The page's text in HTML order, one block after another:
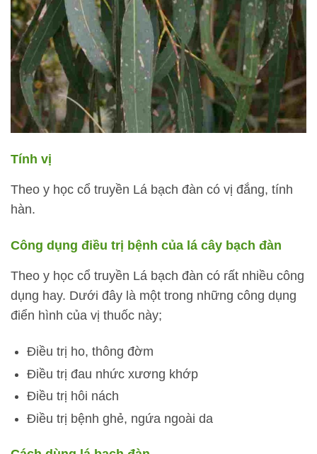
Tính vị
Theo y học cổ truyền Lá bạch đàn có vị đắng, tính
hàn.
Công dụng điều trị bệnh của lá cây bạch đàn
Theo y học cổ truyền Lá bạch đàn có rất nhiều công
dụng hay. Dưới đây là một trong những công dụng
điển hình của vị thuốc này;
Điều trị ho, thông đờm
Điều trị đau nhức xương khớp
Điều trị hôi nách
Điều trị bệnh ghẻ, ngứa ngoài da